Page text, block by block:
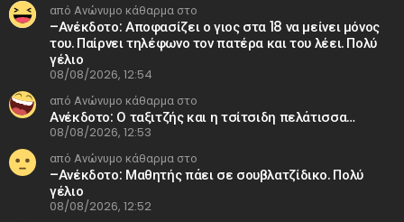
από Ανώνυμο κάθαρμα στο
–Ανέκδοτο: Αποφασίζει ο γιος στα 18 να μείνει μόνος
του. Παίρνει τηλέφωνο τον πατέρα και του λέει. Πολύ
γέλιο
08/08/2026, 12:54
από Ανώνυμο κάθαρμα στο
Ανέκδοτο: Ο ταξιτζής και η τσίτσιδη πελάτισσα…
08/08/2026, 12:53
από Ανώνυμο κάθαρμα στο
–Ανέκδοτο: Μαθητής πάει σε σουβλατζίδικο. Πολύ
γέλιο
08/08/2026, 12:52